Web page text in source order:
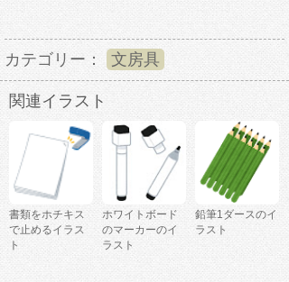
カテゴリー： 文房具
関連イラスト
書類をホチキス
で止めるイラス
ト
ホワイトボード
のマーカーのイ
ラスト
鉛筆1ダースのイ
ラスト